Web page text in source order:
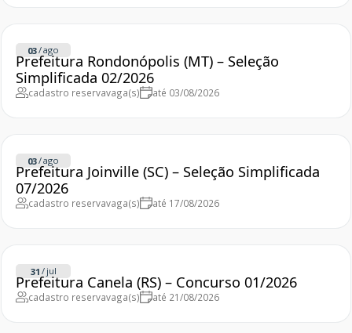
03/ago
Prefeitura Rondonópolis (MT) – Seleção
Simplificada 02/2026
cadastro reservavaga(s) até 03/08/2026
03/ago
Prefeitura Joinville (SC) – Seleção Simplificada
07/2026
cadastro reservavaga(s) até 17/08/2026
31 / jul
Prefeitura Canela (RS) – Concurso 01/2026
cadastro reservavaga(s) até 21/08/2026